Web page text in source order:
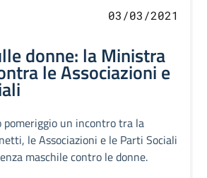
03/03/2021
donne: la Ministra
le Associazioni e
un incontro tra la
le Associazioni e le Parti Sociali
maschile contro le donne.